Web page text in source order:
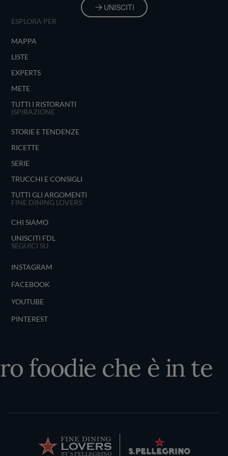
UNISCITI
ESPLORA PER
MAPPA
LISTE
EXPERTS
METE
TUTTI I RISTORANTI
ISPIRAZIONE
STORIE E TENDENZE
RICETTE
SERIE
TRUCCHI E CONSIGLI
TUTTI GLI ARGOMENTI
FINE DINING LOVERS
CHI SIAMO
UNISCITI FDL
SEGUICI SU
INSTAGRAM
FACEBOOK
YOUTUBE
PINTEREST
foodie che è in te